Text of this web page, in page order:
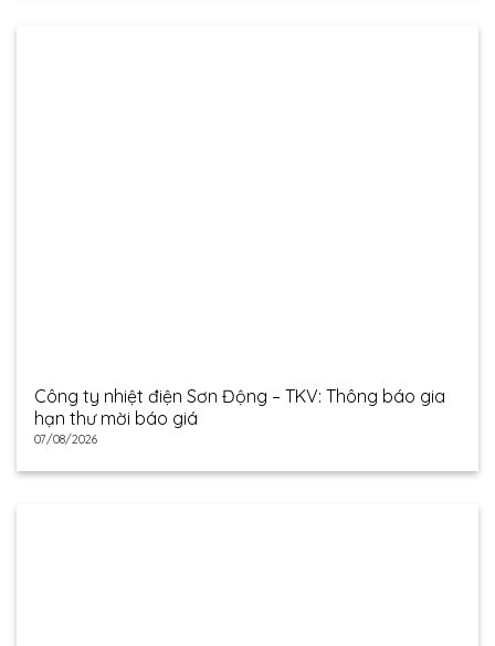
Công ty nhiệt điện Sơn Động – TKV: Thông báo gia
hạn thư mời báo giá
07/08/2026